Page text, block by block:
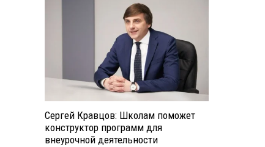
Сергей Кравцов: Школам поможет
конструктор программ для
внеурочной деятельности